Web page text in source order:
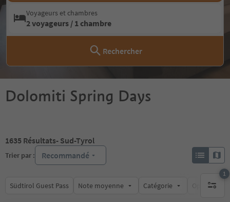
Voyageurs et chambres
2 voyageurs / 1 chambre
Rechercher
Dolomiti Spring Days
1635 Résultats- Sud-Tyrol
Trier par : Recommandé
Südtirol Guest Pass Note moyenne Catégorie Options de
1
1 filtre